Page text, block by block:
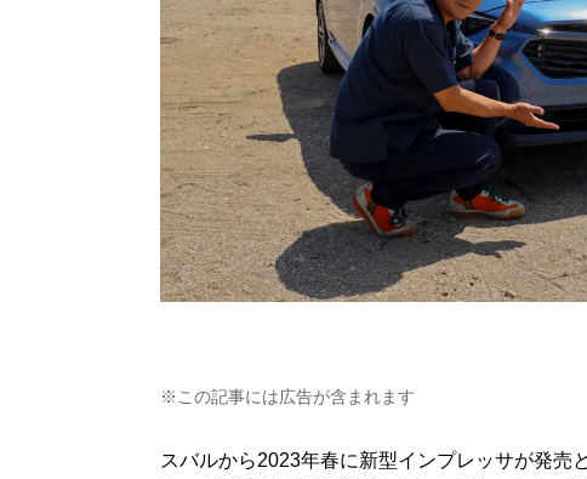
※この記事には広告が含まれます
スバルから2023年春に新型インプレッサが発売